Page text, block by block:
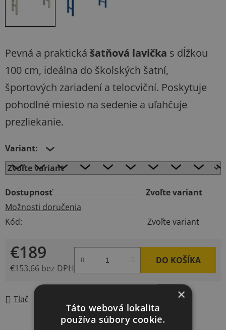
Pevná a praktická šatňová lavička s dĺžkou
100 cm, ideálna do školských šatní,
športových zariadení a telocviční. Poskytuje
pohodlné miesto na sedenie a uľahčuje
prezliekanie.
Variant:
Dostupnosť
Zvoľte variant
Možnosti doručenia
Kód:
Zvoľte variant
€189
€153,66 bez DPH
Jednotková cena:
DO KOŠÍKA
Tlač ×
Táto webová lokalita
používa súbory cookie.